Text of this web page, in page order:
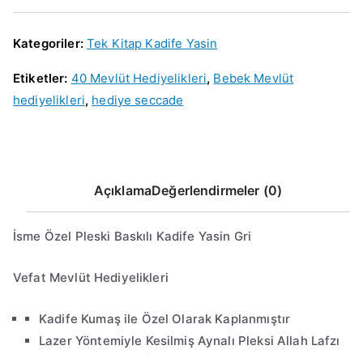
Kategoriler: Tek Kitap Kadife Yasin
Etiketler: 40 Mevlüt Hediyelikleri, Bebek Mevlüt
hediyelikleri, hediye seccade
AçıklamaDeğerlendirmeler (0)
İsme Özel Pleski Baskılı Kadife Yasin Gri
Vefat Mevlüt Hediyelikleri
Kadife Kumaş ile Özel Olarak Kaplanmıştır
Lazer Yöntemiyle Kesilmiş Aynalı Pleksi Allah Lafzı